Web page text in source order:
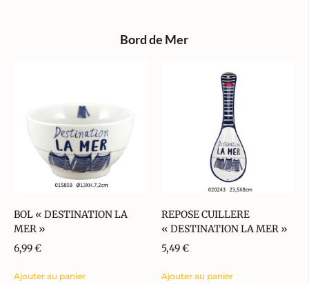
Bord de Mer
BOL « DESTINATION LA
MER »
6,99€
Ajouter au panier
REPOSE CUILLERE
« DESTINATION LA MER »
5,49€
Ajouter au panier